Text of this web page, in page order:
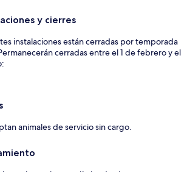
y cierres
instalaciones están cerradas por temporada
cerradas entre el 1 de febrero y el
animales de servicio sin cargo.